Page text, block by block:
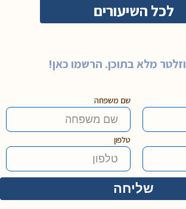
לכל השיעורים
מלא בתוכן. הרשמו כאן!
שם משפחה
טלפון